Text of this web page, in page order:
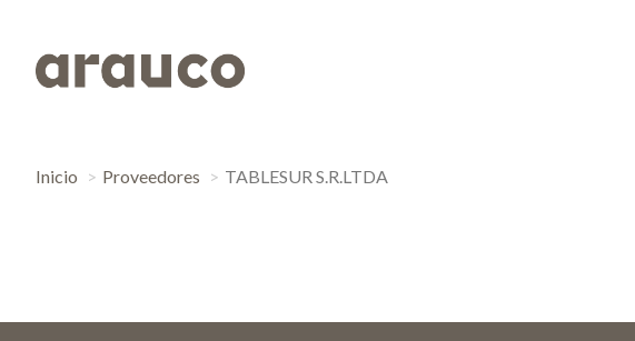
Inicio Proveedores TABLESUR S.R.LTDA